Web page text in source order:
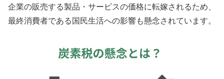
企業の販売する製品・サービスの価格に転嫁されるため、
最終消費者である国民生活への影響も懸念されています。